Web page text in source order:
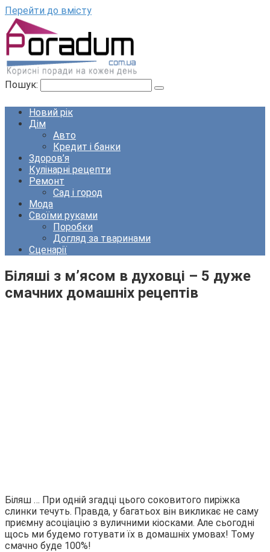
Перейти до вмісту
Пошук:
Новий рік
Дім
Авто
Кредит і банки
Здоров’я
Кулінарні рецепти
Ремонт
Сад і город
Мода
Своїми руками
Поробки
Догляд за тваринами
Сценарії
Біляші з м’ясом в духовці – 5 дуже
смачних домашніх рецептів
Біляш … При одній згадці цього соковитого пиріжка
слинки течуть. Правда, у багатьох він викликає не саму
приємну асоціацію з вуличними кіосками. Але сьогодні
щось ми будемо готувати їх в домашніх умовах! Тому
смачно буде 100%!